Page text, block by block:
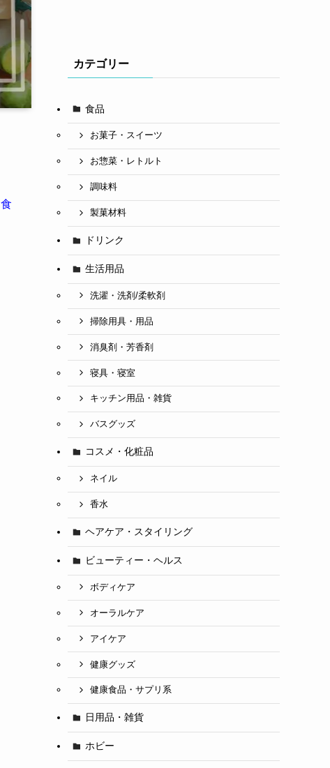
食
カテゴリー
食品
お菓子・スイーツ
お惣菜・レトルト
調味料
製菓材料
ドリンク
生活用品
洗濯・洗剤/柔軟剤
掃除用具・用品
消臭剤・芳香剤
寝具・寝室
キッチン用品・雑貨
バスグッズ
コスメ・化粧品
ネイル
香水
ヘアケア・スタイリング
ビューティー・ヘルス
ボディケア
オーラルケア
アイケア
健康グッズ
健康食品・サプリ系
日用品・雑貨
ホビー